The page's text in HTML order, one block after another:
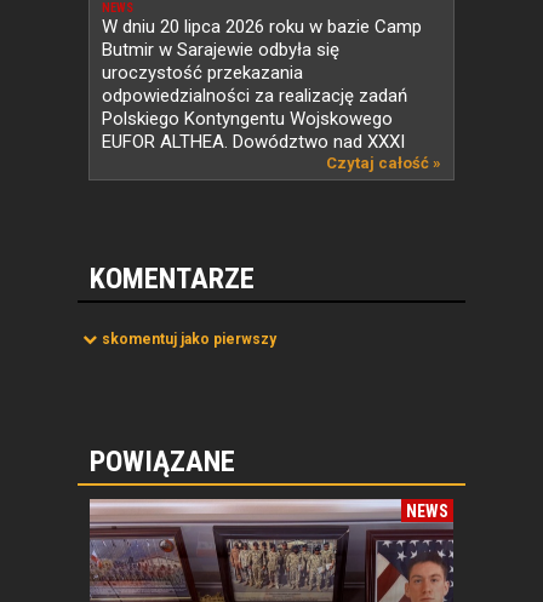
NEWS
W dniu 20 lipca 2026 roku w bazie Camp
Butmir w Sarajewie odbyła się
uroczystość przekazania
odpowiedzialności za realizację zadań
Polskiego Kontyngentu Wojskowego
EUFOR ALTHEA. Dowództwo nad XXXI
Czytaj całość »
KOMENTARZE
skomentuj jako pierwszy
POWIĄZANE
NEWS